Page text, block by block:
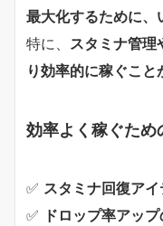
最大化するために、
特に、 スタミナ管理
り効率的に稼ぐこと
効率よく稼ぐため
✅ スタミナ回復ア
✅ ドロップ率アッ